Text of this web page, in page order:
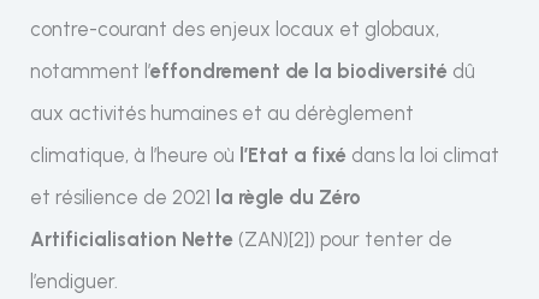
contre-courant des enjeux locaux et globaux,
notamment l’effondrement de la biodiversité dû
aux activités humaines et au dérèglement
climatique, à l’heure où l’Etat a fixé dans la loi climat
et résilience de 2021 la règle du Zéro
Artificialisation Nette (ZAN)[2]) pour tenter de
l’endiguer.